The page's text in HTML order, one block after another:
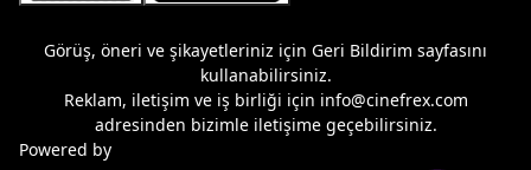
Görüş, öneri ve şikayetleriniz için Geri Bildirim sayfasını
kullanabilirsiniz.
Reklam, iletişim ve iş birliği için info@cinefrex.com
adresinden bizimle iletişime geçebilirsiniz.
Powered by